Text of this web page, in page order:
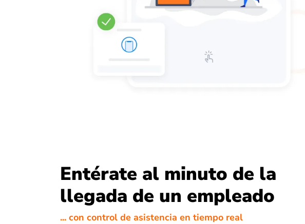
Entérate al minuto de la
llegada de un empleado
... con control de asistencia en tiempo real